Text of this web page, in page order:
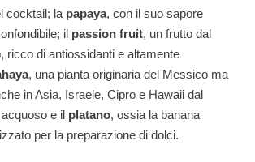
cocktail; la papaya, con il suo sapore
il passion fruit, un frutto dal
ricco di antiossidanti e altamente
, una pianta originaria del Messico ma
in Asia, Israele, Cipro e Hawaii dal
e il platano, ossia la banana
per la preparazione di dolci.